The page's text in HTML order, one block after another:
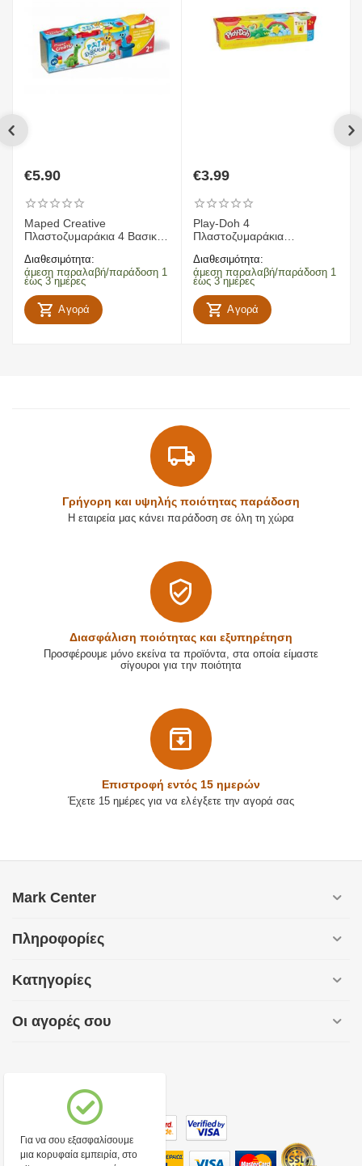
€5.90
Maped Creative
Πλαστοζυμαράκια 4 Βασικά
Διαθεσιμότητα:
άμεση παραλαβή/παράδοση 1
έως 3 ημέρες
Αγορά
€3.99
Play-Doh 4
Πλαστοζυμαράκια
Διαθεσιμότητα:
άμεση παραλαβή/παράδοση 1
έως 3 ημέρες
Αγορά
Γρήγορη και υψηλής ποιότητας παράδοση
Η εταιρεία μας κάνει παράδοση σε όλη τη χώρα
Διασφάλιση ποιότητας και εξυπηρέτηση
Προσφέρουμε μόνο εκείνα τα προϊόντα, στα οποία είμαστε
σίγουροι για την ποιότητα
Επιστρoφή εντός 15 ημερών
Έχετε 15 ημέρες για να ελέγξετε την αγορά σας
Mark Center
Πληροφορίες
Κατηγορίες
Οι αγορές σου
Για να σου εξασφαλίσουμε
μια κορυφαία εμπειρία, στο